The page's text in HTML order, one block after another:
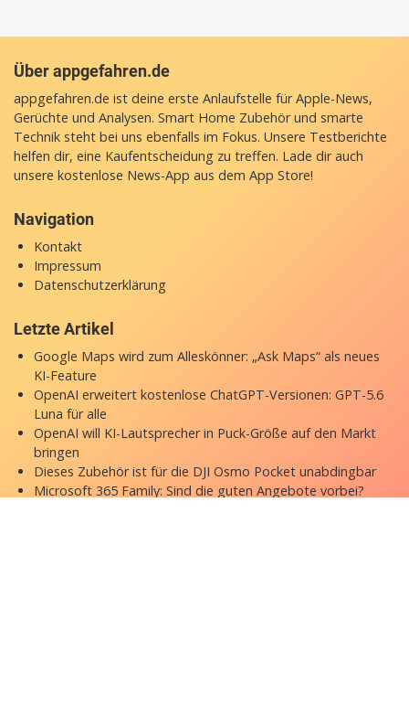
Über appgefahren.de
appgefahren.de ist deine erste Anlaufstelle für Apple-News,
Gerüchte und Analysen. Smart Home Zubehör und smarte
Technik steht bei uns ebenfalls im Fokus. Unsere Testberichte
helfen dir, eine Kaufentscheidung zu treffen. Lade dir auch
unsere kostenlose News-App aus dem App Store!
Navigation
Kontakt
Impressum
Datenschutzerklärung
Letzte Artikel
Google Maps wird zum Alleskönner: „Ask Maps“ als neues
KI-Feature
OpenAI erweitert kostenlose ChatGPT-Versionen: GPT-5.6
Luna für alle
OpenAI will KI-Lautsprecher in Puck-Größe auf den Markt
bringen
Dieses Zubehör ist für die DJI Osmo Pocket unabdingbar
Microsoft 365 Family: Sind die guten Angebote vorbei?